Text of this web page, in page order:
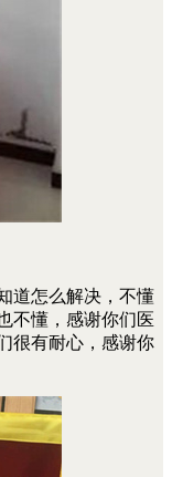
道怎么解决，不懂
不懂，感谢你们医
很有耐心，感谢你